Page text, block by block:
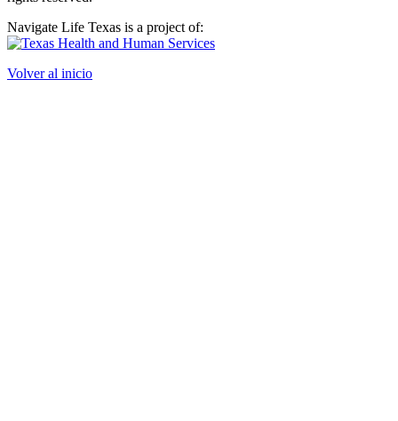
Navigate Life Texas is a project of:
Volver al inicio